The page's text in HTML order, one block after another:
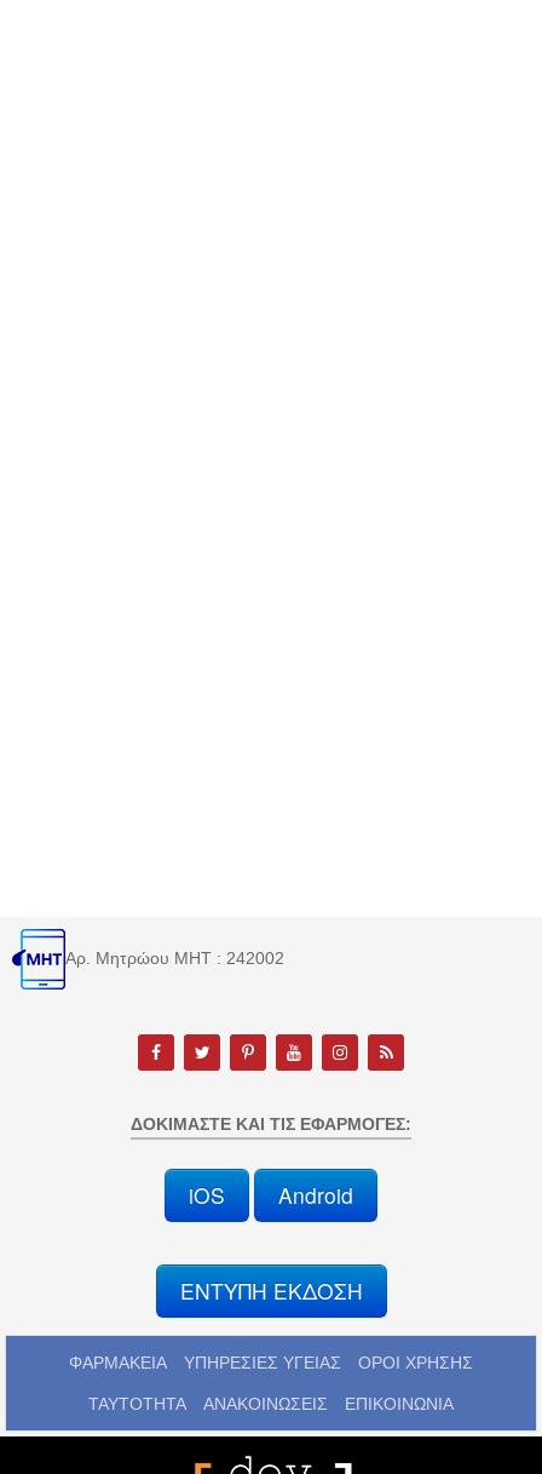
Αρ. Μητρώου MHT : 242002
ΔΟΚΙΜΆΣΤΕ ΚΑΙ ΤΙΣ ΕΦΑΡΜΟΓΈΣ:
iOS Android
ΕΝΤΥΠΗ ΕΚΔΟΣΗ
ΦΑΡΜΑΚΕΙΑ ΥΠΗΡΕΣΙΕΣ ΥΓΕΙΑΣ ΟΡΟΙ ΧΡΗΣΗΣ
ΤΑΥΤΟΤΗΤΑ ΑΝΑΚΟΙΝΩΣΕΙΣ ΕΠΙΚΟΙΝΩΝΙΑ